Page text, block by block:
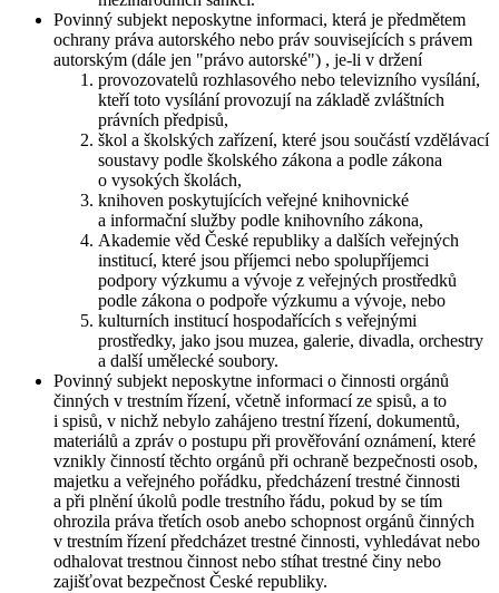
Povinný subjekt neposkytne informaci, která je předmětem
ochrany práva autorského nebo práv souvisejících s právem
autorským (dále jen "právo autorské") , je-li v držení
provozovatelů rozhlasového nebo televizního vysílání,
kteří toto vysílání provozují na základě zvláštních
právních předpisů,
škol a školských zařízení, které jsou součástí vzdělávací
soustavy podle školského zákona a podle zákona
o vysokých školách,
knihoven poskytujících veřejné knihovnické
a informační služby podle knihovního zákona,
Akademie věd České republiky a dalších veřejných
institucí, které jsou příjemci nebo spolupříjemci
podpory výzkumu a vývoje z veřejných prostředků
podle zákona o podpoře výzkumu a vývoje, nebo
kulturních institucí hospodařících s veřejnými
prostředky, jako jsou muzea, galerie, divadla, orchestry
a další umělecké soubory.
Povinný subjekt neposkytne informaci o činnosti orgánů
činných v trestním řízení, včetně informací ze spisů, a to
i spisů, v nichž nebylo zahájeno trestní řízení, dokumentů,
materiálů a zpráv o postupu při prověřování oznámení, které
vznikly činností těchto orgánů při ochraně bezpečnosti osob,
majetku a veřejného pořádku, předcházení trestné činnosti
a při plnění úkolů podle trestního řádu, pokud by se tím
ohrozila práva třetích osob anebo schopnost orgánů činných
v trestním řízení předcházet trestné činnosti, vyhledávat nebo
odhalovat trestnou činnost nebo stíhat trestné činy nebo
zajišťovat bezpečnost České republiky.